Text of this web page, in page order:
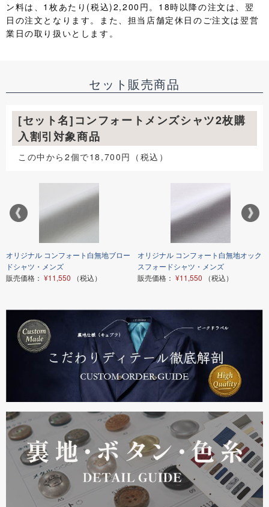
ン料は、1枚あたり(税込)2,200円。18時以降の注文は、翌
日の注文となります。また、担当店舗定休日のご注文は翌営
業日の取り扱いとします。
セット販売商品
[セット名]コンフォートメンズシャツ2枚購
入割引対象商品
この中から2個で18,700円（税込）
オリジナル コンフォート白無地ブロー
ドシャツ・メンズ
販売価格： ¥11,550 （税込）
オリジナル コンフォート白無地オック
スフォードシャツ・メンズ
販売価格： ¥11,550 （税込）